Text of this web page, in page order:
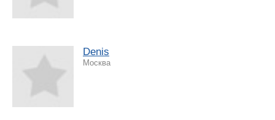
Denis
Москва